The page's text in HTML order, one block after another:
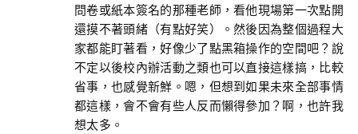
問卷或紙本簽名的那種老師，看他現場第一次點開
還摸不著頭緒（有點好笑）。然後因為整個過程大
家都能盯著看，好像少了點黑箱操作的空間吧？說
不定以後校內辦活動之類也可以直接這樣搞，比較
省事，也感覺新鮮。嗯，但想到如果未來全部事情
都這樣，會不會有些人反而懶得參加？啊，也許我
想太多。